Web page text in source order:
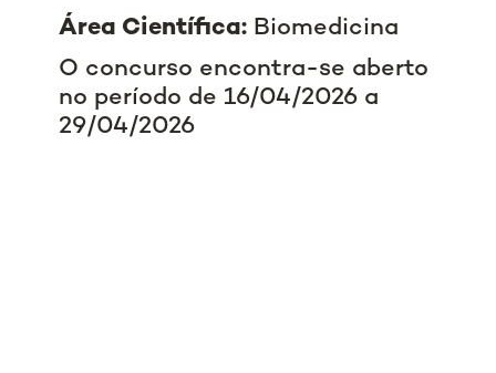
Área Científica: Biomedicina
O concurso encontra-se aberto
no período de 16/04/2026 a
29/04/2026